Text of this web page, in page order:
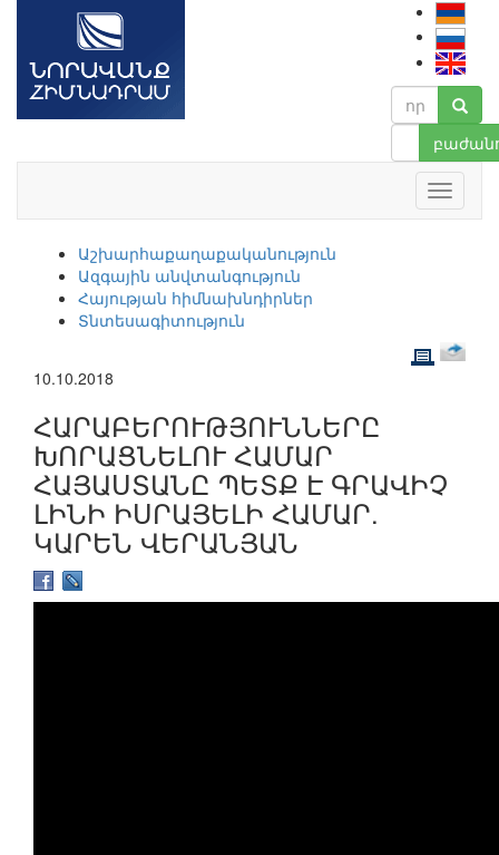
Աշխարհաքաղաքականություն
Ազգային անվտանգություն
Հայության հիմնախնդիրներ
Տնտեսագիտություն
10.10.2018
ՀԱՐԱԲԵՐՈՒԹՅՈՒՆՆԵՐԸ
ԽՈՐԱՑՆԵԼՈՒ ՀԱՄԱՐ
ՀԱՅԱՍՏԱՆԸ ՊԵՏՔ Է ԳՐԱՎԻՉ
ԼԻՆԻ ԻՍՐԱՅԵԼԻ ՀԱՄԱՐ.
ԿԱՐԵՆ ՎԵՐԱՆՅԱՆ